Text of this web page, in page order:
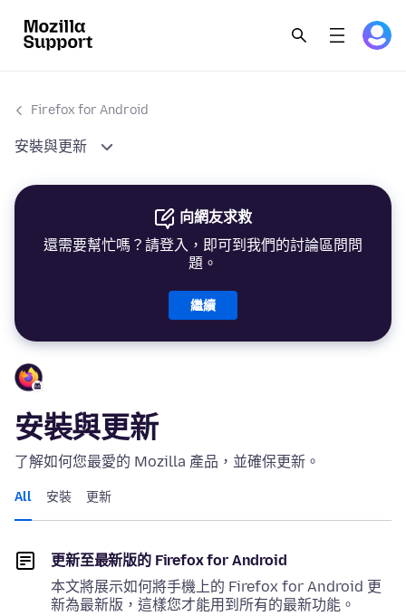
Firefox for Android
安裝與更新
向網友求救
還需要幫忙嗎？請登入，即可到我們的討論區問問
題。
繼續
安裝與更新
了解如何您最愛的 Mozilla 產品，並確保更新。
All 安裝 更新
更新至最新版的 Firefox for Android
本文將展示如何將手機上的 Firefox for Android 更
新為最新版，這樣您才能用到所有的最新功能。